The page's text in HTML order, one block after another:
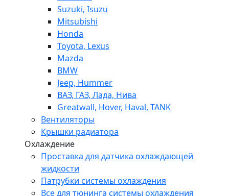
Suzuki, Isuzu
Mitsubishi
Honda
Toyota, Lexus
Mazda
BMW
Jeep, Hummer
ВАЗ, ГАЗ, Лада, Нива
Greatwall, Hover, Haval, TANK
Вентиляторы
Крышки радиатора
Охлаждение
Проставка для датчика охлаждающей
жидкости
Патрубки системы охлаждения
Все для тюнинга системы охлаждения